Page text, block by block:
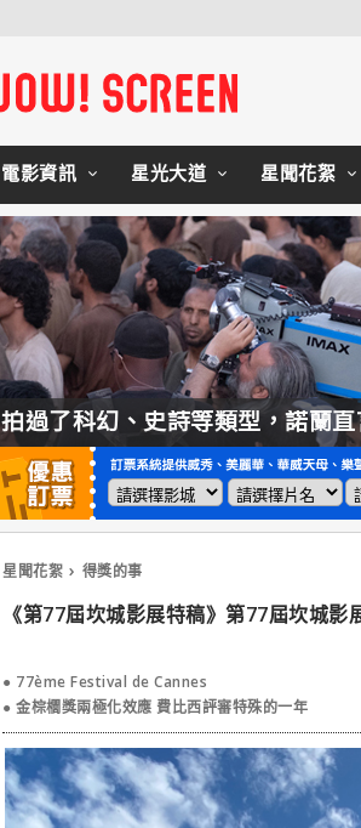
電影資訊 星光大道 星聞花絮
拍過了科幻、史詩等類型，諾蘭直
星聞花絮 得獎的事
《第77屆坎城影展特稿》第77屆坎城影
● 77ème Festival de Cannes
● 金棕櫚獎兩極化效應 費比西評審特殊的一年